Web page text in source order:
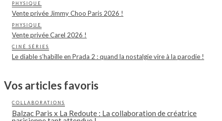
PHYSIQUE
Vente privée Jimmy Choo Paris 2026 !
PHYSIQUE
Vente privée Carel 2026 !
CINÉ SÉRIES
Le diable s’habille en Prada 2 : quand la nostalgie vire à la parodie !
Vos articles favoris
COLLABORATIONS
Balzac Paris x La Redoute : La collaboration de créatrice